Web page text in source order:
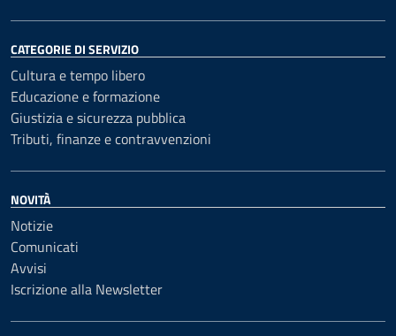
CATEGORIE DI SERVIZIO
Cultura e tempo libero
Educazione e formazione
Giustizia e sicurezza pubblica
Tributi, finanze e contravvenzioni
NOVITÀ
Notizie
Comunicati
Avvisi
Iscrizione alla Newsletter